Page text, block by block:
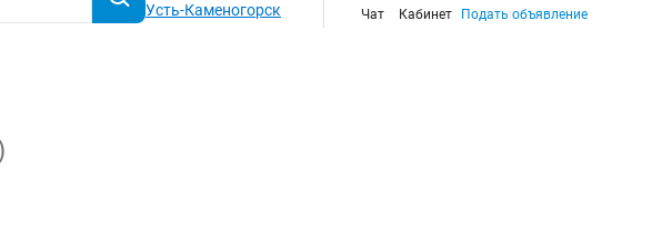
Усть-Каменогорск Чат Кабинет Подать объявление